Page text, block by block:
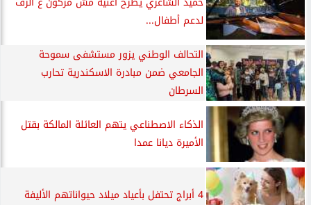
لدعم أطفال...
التحالف الوطني يزور مستشفى سموحة
الجامعي ضمن مبادرة الاسكندرية تحارب
السرطان
الذكاء الاصطناعي يتهم العائلة المالكة بقتل
الأميرة ديانا عمدا
4 أبراج تحتفل بأعياد ميلاد حيواناتهم الأليفة